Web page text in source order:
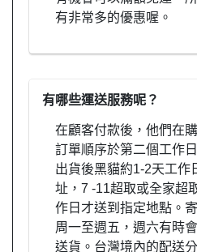
有非常多的優惠喔。
有哪些運送服務呢？
在顧客付款後，他們在
訂單順序於第二個工作
出貨後黑貓約1-2天工作
址，7 -11超取或全家超
作日才送到指定地點。
周一至週五，週六有時
送貨。台灣境內的配送